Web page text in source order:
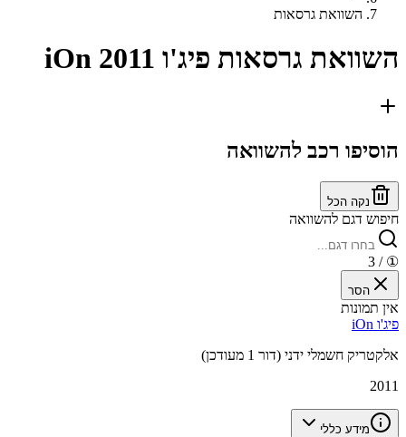
השוואת גרסאות
השוואת גרסאות פיג'ו iOn 2011
הוסיפו רכב להשוואה
נקה הכל
חיפוש דגם להשוואה
①
/ 3
הסר
אין תמונות
פיג'ו iOn
אלקטריק חשמלי ידני (דור 1 מעודכן)
2011
מידע כללי